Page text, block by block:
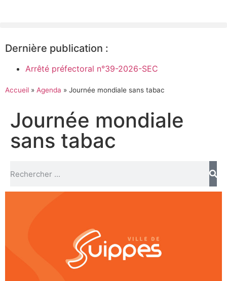
Dernière publication :
Arrêté préfectoral n°39-2026-SEC
Accueil » Agenda » Journée mondiale sans tabac
Journée mondiale
sans tabac